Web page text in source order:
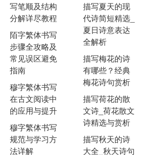
写笔顺及结构
分解详尽教程
陌字繁体书写
步骤全攻略及
常见误区避免
指南
穆字繁体书写
在古文阅读中
的应用与提升
穆字繁体书写
规范与学习方
法详解
描写夏天的现
代诗简短精选_
夏日诗意表达
全解析
描写梅花的诗
有哪些？经典
梅花诗句赏析
描写荷花的散
文诗_荷花散文
诗精选与赏析
描写秋天的诗
大全_秋天诗句